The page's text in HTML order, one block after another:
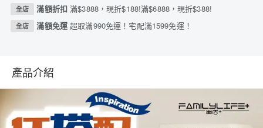
全店 滿額折扣滿$3888，現折$188!滿$6888，現折$388!
全店 滿額免運超取滿990免運！宅配滿1599免運！
產品介紹